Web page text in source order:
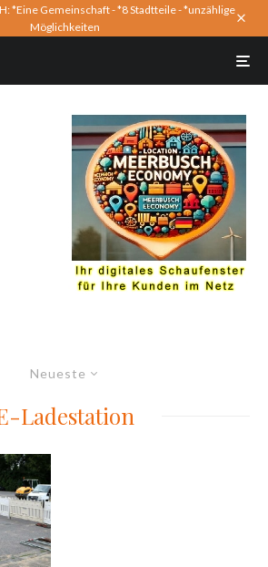
*Eine Gemeinschaft - *8 Stadtteile - *unzählige
Möglichkeiten
Neueste
Ladestation